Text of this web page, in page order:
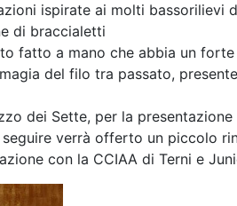
ispirate ai molti
di braccialetti
fatto a mano che abbia un
del filo tra passato,
dei Sette, per la
verrà offerto un piccolo
con la CCIAA di Terni e